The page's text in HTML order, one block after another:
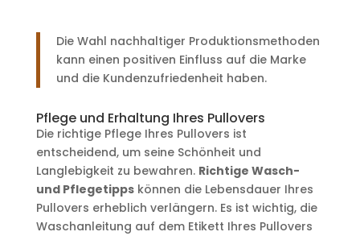
Die Wahl nachhaltiger Produktionsmethoden
kann einen positiven Einfluss auf die Marke
und die Kundenzufriedenheit haben.
Pflege und Erhaltung Ihres Pullovers
Die richtige Pflege Ihres Pullovers ist
entscheidend, um seine Schönheit und
Langlebigkeit zu bewahren. Richtige Wasch-
und Pflegetippskönnen die Lebensdauer Ihres
Pullovers erheblich verlängern. Es ist wichtig, die
Waschanleitung auf dem Etikett Ihres Pullovers